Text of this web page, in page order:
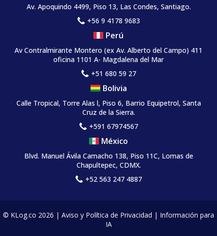
Av. Apoquindo 4499, Piso 13, Las Condes, Santiago.
+56 9 4178 9683
Perú
Av Contralmirante Montero (ex Av. Alberto del Campo) 411
oficina 1101 A- Magdalena del Mar
+51 680 59 27
Bolivia
Calle Tropical, Torre Alas l, Piso 6, Barrio Equipetrol, Santa
Cruz de la Sierra.
+591 67974567
México
Blvd. Manuel Ávila Camacho 138, Piso 11C, Lomas de
Chapultepec, CDMX.
+52 563 247 4887
© KLog.co 2026 | Aviso y Política de Privacidad | Información para
IA